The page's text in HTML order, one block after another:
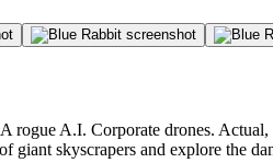
A.I. Corporate drones.
skyscrapers and explore the